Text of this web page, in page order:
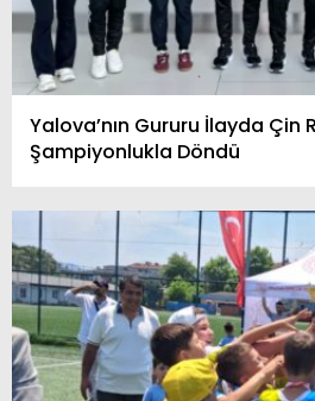
Yalova’nın Gururu İlayda Çin
Şampiyonlukla Döndü